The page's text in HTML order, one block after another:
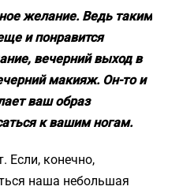
желание. Ведь таким
и понравится
вечерний выход в
макияж. Он-то и
ваш образ
к вашим ногам.
Если, конечно,
наша небольшая